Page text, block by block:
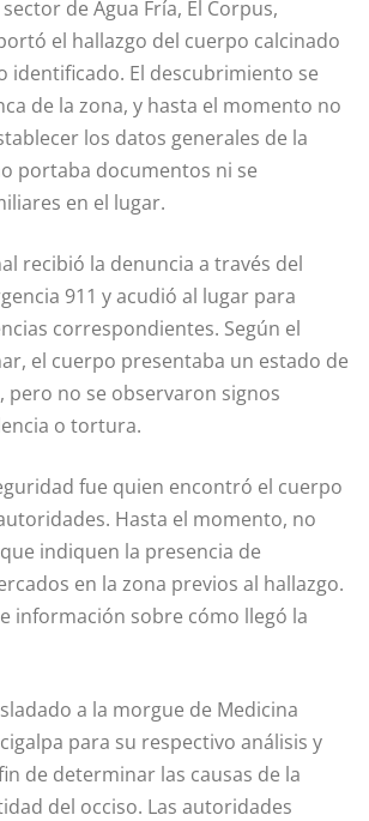
de Agua Fría, El Corpus,
el hallazgo del cuerpo calcinado
identificado. El descubrimiento se
de la zona, y hasta el momento no
los datos generales de la
portaba documentos ni se
en el lugar.
recibió la denuncia a través del
911 y acudió al lugar para
correspondientes. Según el
el cuerpo presentaba un estado de
pero no se observaron signos
o tortura.
fue quien encontró el cuerpo
Hasta el momento, no
indiquen la presencia de
en la zona previos al hallazgo.
información sobre cómo llegó la
a la morgue de Medicina
para su respectivo análisis y
de determinar las causas de la
del occiso. Las autoridades